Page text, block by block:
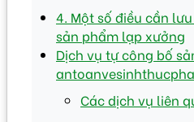
4. Một số điều cần
sản phẩm lạp xưởng
Dịch vụ tự công bố
Các dịch vụ liên